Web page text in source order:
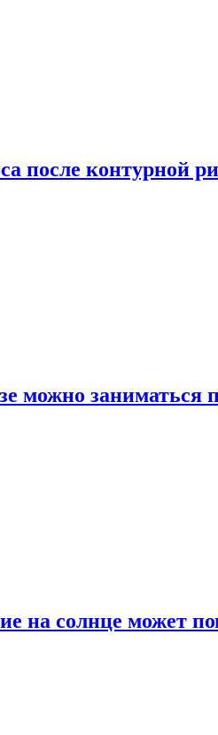
после контурной
можно заниматься
на солнце может